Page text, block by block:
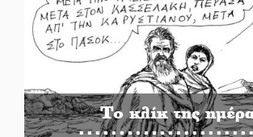
Το κλίκ της